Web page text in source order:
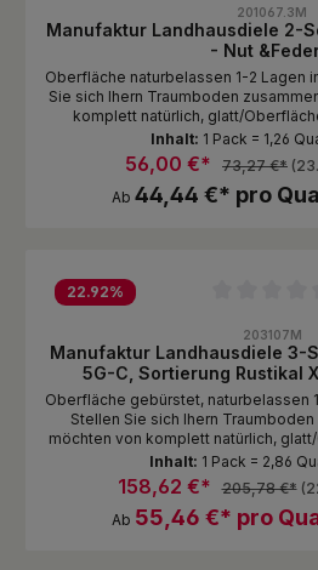
201067.3M
Manufaktur Landhausdiele 2-
- Nut
Oberfläche naturbelassen 1-2 Lagen
Sie sich Ihern Traumboden
komplett natürlich, glatt/
gebürstet mit gebeizter und
Ab 44,44 €* pro
56,00 €* 73,27 €*
Inhalt: 1 Pack = 1,26
22.92%
203107M
Manufaktur Landhausdiele 3-
5G-C, Sortierung Rustikal
Oberfläche gebürstet, naturbelassen
Stellen Sie sich Ihern
möchten von komplett natürlich,
bis 3D gebürstet mit gebeizter und
Ab 55,46 €* pro
158,62 €* 205,78 €*
Inhalt: 1 Pack = 2,86